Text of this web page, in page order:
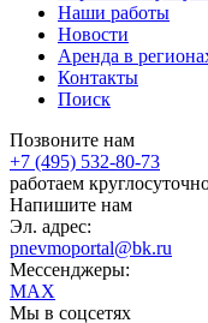
Наши работы
Новости
Аренда в
Контакты
Поиск
Позвоните нам
+7 (495) 532-80-73
работаем
Напишите нам
Эл. адрес:
pnevmoportal@bk.ru
Мессенджеры:
MAX
Мы в соцсетях